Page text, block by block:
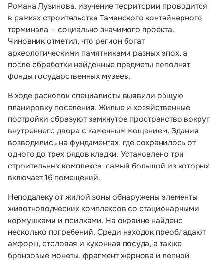
Романа Лузинова, изучение территории проводится
в рамках строительства Таманского контейнерного
терминала — социально значимого проекта.
Чиновник отметил, что регион богат
археологическими памятниками разных эпох, а
после обработки найденные предметы пополнят
фонды государственных музеев.
В ходе раскопок специалисты выявили общую
планировку поселения. Жилые и хозяйственные
постройки образуют замкнутое пространство вокруг
внутреннего двора с каменным мощением. Здания
возводились на фундаментах, где сохранилось от
одного до трех рядов кладки. Установлено три
строительных комплекса, самый большой из которых
включает 16 помещений.
Неподалеку от жилой зоны обнаружены элементы
животноводческих комплексов со стационарными
кормушками и поилками. На окраине найдено
несколько погребений. Среди находок преобладают
амфоры, столовая и кухонная посуда, а также
бронзовые монеты, фрагмент жернова и лепной